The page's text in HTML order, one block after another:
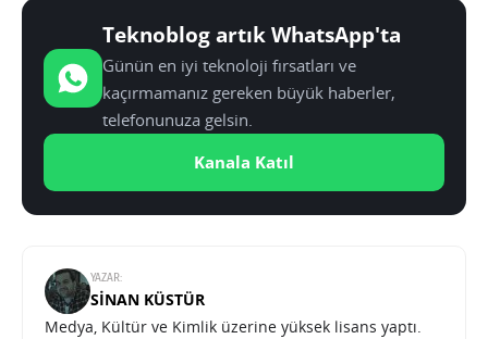
Teknoblog artık WhatsApp'ta
Günün en iyi teknoloji fırsatları ve
kaçırmamanız gereken büyük haberler,
telefonunuza gelsin.
Kanala Katıl
YAZAR:
SINAN KÜSTÜR
Medya, Kültür ve Kimlik üzerine yüksek lisans yaptı.